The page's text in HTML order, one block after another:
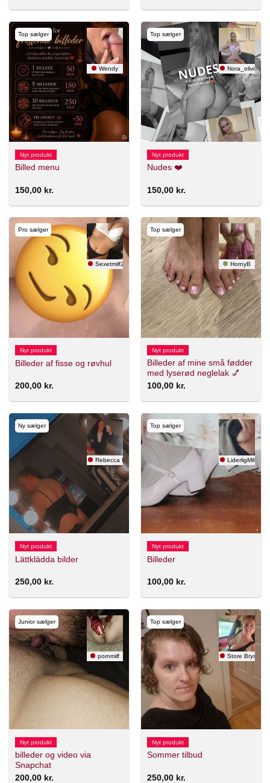
Top sælger
Wendy
Nyt produkt
Billed menu
150,00 kr.
Top sælger
Nora_olivia
Nyt produkt
Nudes ❤️
150,00 kr.
Pro sælger
Sexetmilf26
Nyt produkt
Billeder af fisse og røvhul
200,00 kr.
Top sælger
HornyB
Nyt produkt
Billeder af mine små fødder
med lyserød neglelak 💅
100,00 kr.
Ny sælger
Rebecca Holm
Nyt produkt
Lättklädda bilder
250,00 kr.
Top sælger
LiderligMilf
Nyt produkt
Billeder
100,00 kr.
Junior sælger
pornmilf
Nyt produkt
billeder og video via
Snapchat
200,00 kr.
Top sælger
Store Bryster
Nyt produkt
Sommer tilbud
250,00 kr.